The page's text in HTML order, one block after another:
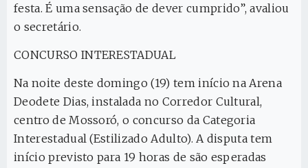
festa. É uma sensação de dever cumprido”, avaliou
o secretário.
CONCURSO INTERESTADUAL
Na noite deste domingo (19) tem início na Arena
Deodete Dias, instalada no Corredor Cultural,
centro de Mossoró, o concurso da Categoria
Interestadual (Estilizado Adulto). A disputa tem
início previsto para 19 horas de são esperadas